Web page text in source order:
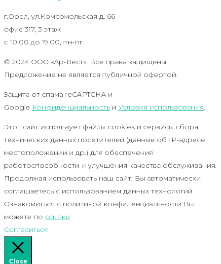
г.Орел, ул.Комсомольская д. 66
офис 317, 3 этаж
с 10:00 до 19:00, пн-пт
© 2024 ООО «Ар-Вест». Все права защищены.
Предложение не является публичной офертой.
Защита от спама reCAPTCHA и
Google Конфиденциальность и Условия использования.
Этот сайт использует файлы cookies и сервисы сбора
технических данных посетителей (данные об IP-адресе,
местоположении и др.) для обеспечения
работоспособности и улучшения качества обслуживания.
Продолжая использовать наш сайт, Вы автоматически
соглашаетесь с использованием данных технологий.
Ознакомиться с политикой конфиденциальности Вы
можете по ссылке.
Согласиться
Close